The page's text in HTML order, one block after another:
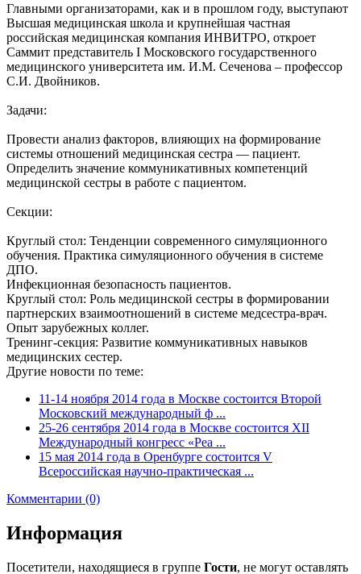
Главными организаторами, как и в прошлом году, выступают
Высшая медицинская школа и крупнейшая частная
российская медицинская компания ИНВИТРО, откроет
Саммит представитель I Московского государственного
медицинского университета им. И.М. Сеченова – профессор
С.И. Двойников.
Задачи:
Провести анализ факторов, влияющих на формирование
системы отношений медицинская сестра — пациент.
Определить значение коммуникативных компетенций
медицинской сестры в работе с пациентом.
Секции:
Круглый стол: Тенденции современного симуляционного
обучения. Практика симуляционного обучения в системе
ДПО.
Инфекционная безопасность пациентов.
Круглый стол: Роль медицинской сестры в формировании
партнерских взаимоотношений в системе медсестра-врач.
Опыт зарубежных коллег.
Тренинг-секция: Развитие коммуникативных навыков
медицинских сестер.
Другие новости по теме:
11-14 ноября 2014 года в Москве состоится Второй
Московский международный ф ...
25-26 сентября 2014 года в Москве состоится XII
Международный конгресс «Реа ...
15 мая 2014 года в Оренбурге состоится V
Всероссийская научно-практическая ...
Комментарии (0)
Информация
Посетители, находящиеся в группе Гости, не могут оставлять